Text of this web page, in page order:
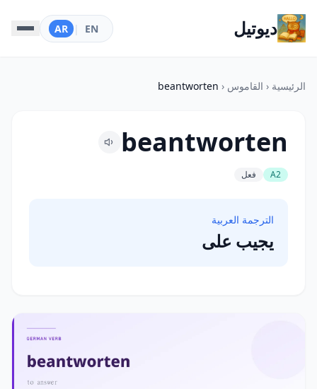
ديوتيل EN
|
AR
الرئيسية ‹ القاموس ‹
beantworten
beantworten
A2 فعل
الترجمة العربية
يجيب على